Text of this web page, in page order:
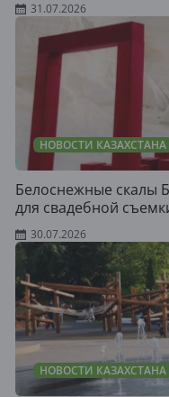
31.07.2026
НОВОСТИ КАЗАХСТАНА
Белоснежные скалы
для свадебной
30.07.2026
НОВОСТИ КАЗАХСТАНА